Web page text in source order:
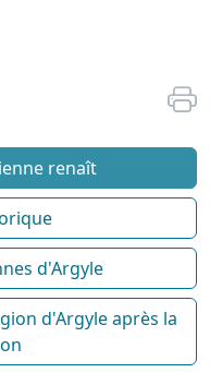
renaît
d'Argyle
d'Argyle après la